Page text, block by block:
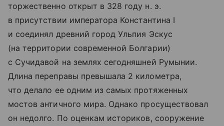
торжественно открыт в 328 году н. э.
в присутствии императора Константина I
и соединял древний город Ульпия Эскус
(на территории современной Болгарии)
с Сучидавой на землях сегодняшней Румынии.
Длина переправы превышала 2 километра,
что делало ее одним из самых протяженных
мостов античного мира. Однако просуществовал
он недолго. По оценкам историков, сооружение